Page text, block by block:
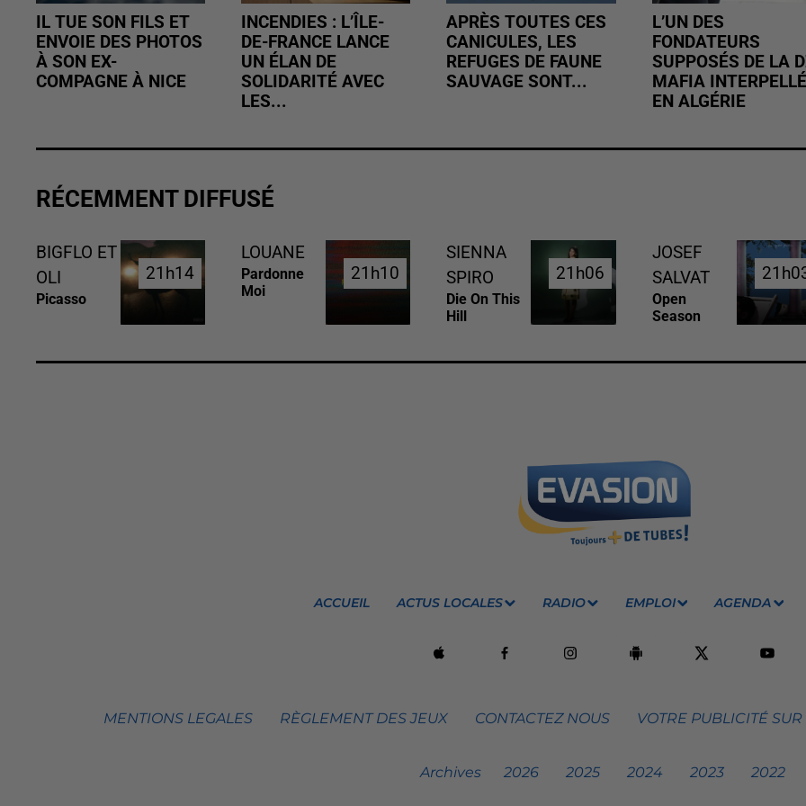
IL TUE SON FILS ET
ENVOIE DES PHOTOS
À SON EX-
COMPAGNE À NICE
INCENDIES : L’ÎLE-
DE-FRANCE LANCE
UN ÉLAN DE
SOLIDARITÉ AVEC
LES...
APRÈS TOUTES CES
CANICULES, LES
REFUGES DE FAUNE
SAUVAGE SONT...
L’UN DES
FONDATEURS
SUPPOSÉS DE LA
MAFIA INTERPELLÉ
EN ALGÉRIE
RÉCEMMENT DIFFUSÉ
BIGFLO ET
OLI
Picasso
21h14
21h14
LOUANE
Pardonne
Moi
21h10
21h10
SIENNA
SPIRO
Die On This
Hill
21h06
21h06
JOSEF
SALVAT
Open
Season
ACCUEIL ACTUS LOCALES RADIO EMPLOI AGENDA
MENTIONS LEGALES RÈGLEMENT DES JEUX CONTACTEZ NOUS VOTRE PUBLICITÉ
Archives 2026 2025 2024 2023 2022